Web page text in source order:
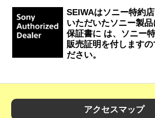
SEIWAはソニー特約
いただいたソニー製
保証書に は、ソニー
販売証明を付しますの
ださい。
アクセスマップ